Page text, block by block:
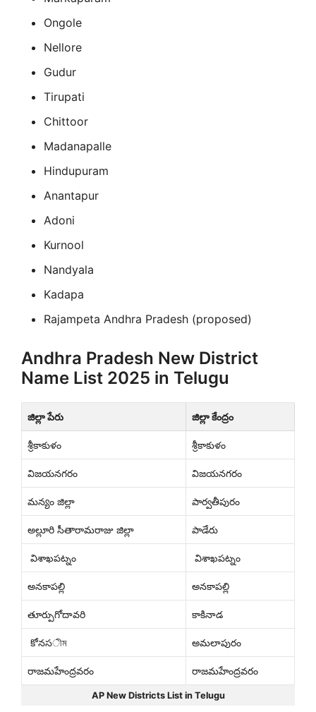
Ongole
Nellore
Gudur
Tirupati
Chittoor
Madanapalle
Hindupuram
Anantapur
Adoni
Kurnool
Nandyala
Kadapa
Rajampeta Andhra Pradesh (proposed)
Andhra Pradesh New District
Name List 2025 in Telugu
జిల్లా పేరు జిల్లా కేంద్రం
శ్రీకాకుళం శ్రీకాకుళం
విజయనగరం విజయనగరం
మన్యం జిల్లా పార్వతీపురం
అల్లూరి సీతారామరాజు జిల్లా పాడేరు
విశాఖపట్నం విశాఖపట్నం
అనకాపల్లి అనకాపల్లి
తూర్పుగోదావరి కాకినాడ
కోనసীম అమలాపురం
రాజమహేంద్రవరం రాజమహేంద్రవరం
AP New Districts List in Telugu